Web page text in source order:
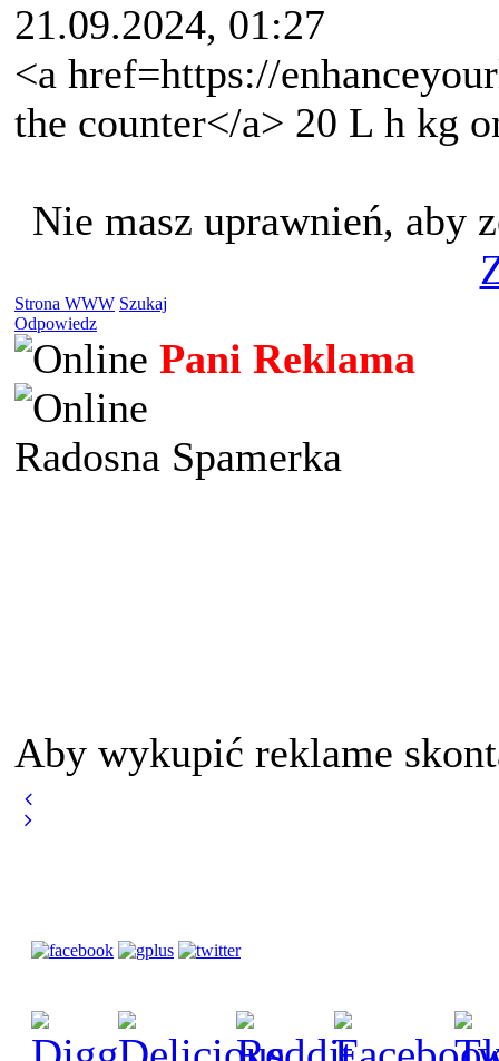
21.09.2024, 01:27
<a href=https://
the counter</a> 20 L h kg
Nie masz uprawnień, aby
Strona WWW Szukaj
Odpowiedz
Pani Reklama
Radosna Spamerka
Aby wykupić reklame